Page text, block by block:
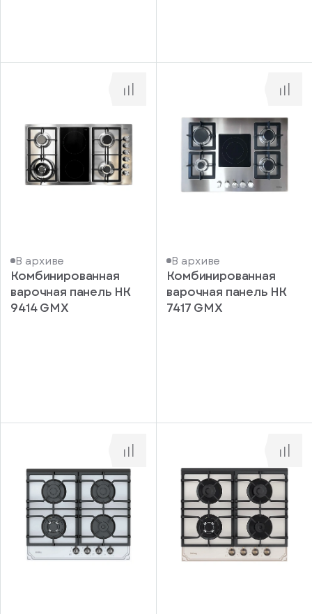
В архиве
Комбинированная
варочная панель HK
9414 GMX
В архиве
Комбинированная
варочная панель HK
7417 GMX